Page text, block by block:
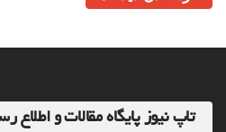
تاپ نیوز پایگاه مقالات و اطلاع